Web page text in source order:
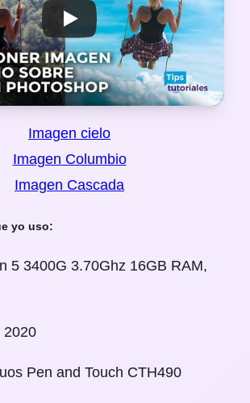
Imagen cielo
Imagen Columbio
Imagen Cascada
yo uso:
5 3400G 3.70Ghz 16GB RAM,
2020
Pen and Touch CTH490